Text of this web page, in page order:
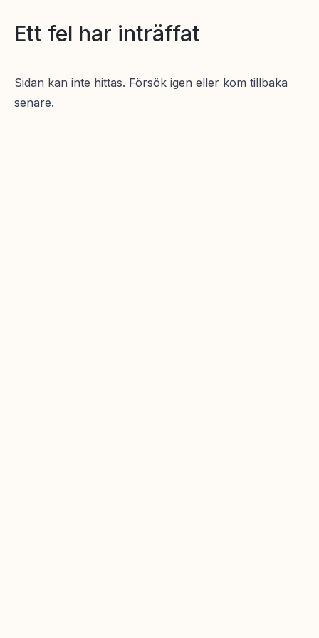
Ett fel har inträffat
Sidan kan inte hittas. Försök igen eller kom tillbaka
senare.